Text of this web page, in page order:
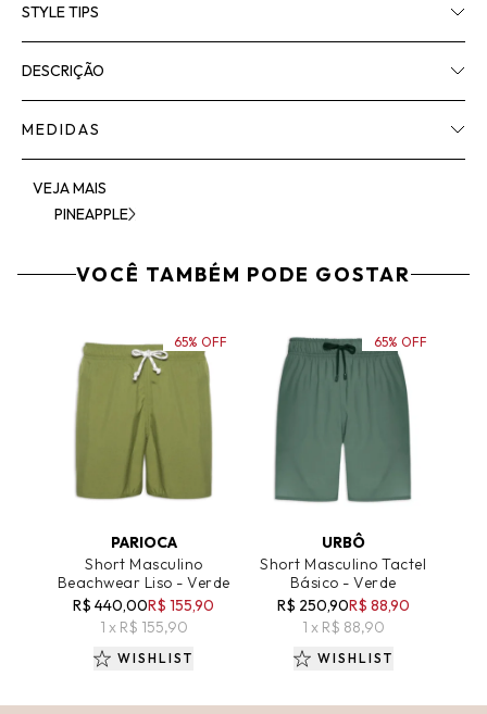
STYLE TIPS
DESCRIÇÃO
MEDIDAS
VEJA MAIS
PINEAPPLE
VOCÊ TAMBÉM PODE GOSTAR
PARIOCA
Short Masculino
Beachwear Liso - Verde
R$ 440,00R$ 155,90
1 x R$ 155,90
65% OFF
WISHLIST
URBÔ
Short Masculino Tactel
Básico - Verde
R$ 250,90R$ 88,90
1 x R$ 88,90
65% OFF
WISHLIST